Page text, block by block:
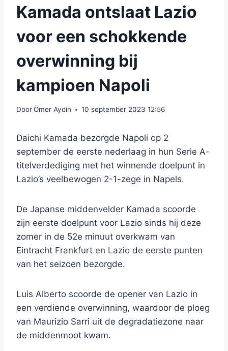
Kamada ontslaat Lazio
voor een schokkende
overwinning bij
kampioen Napoli
DoorÖmer Aydin 10 september 2023 12:56
Daichi Kamada bezorgde Napoli op 2
september de eerste nederlaag in hun Serie A-
titelverdediging met het winnende doelpunt in
Lazio’s veelbewogen 2-1-zege in Napels.
De Japanse middenvelder Kamada scoorde
zijn eerste doelpunt voor Lazio sinds hij deze
zomer in de 52e minuut overkwam van
Eintracht Frankfurt en Lazio de eerste punten
van het seizoen bezorgde.
Luis Alberto scoorde de opener van Lazio in
een verdiende overwinning, waardoor de ploeg
van Maurizio Sarri uit de degradatiezone naar
de middenmoot kwam.